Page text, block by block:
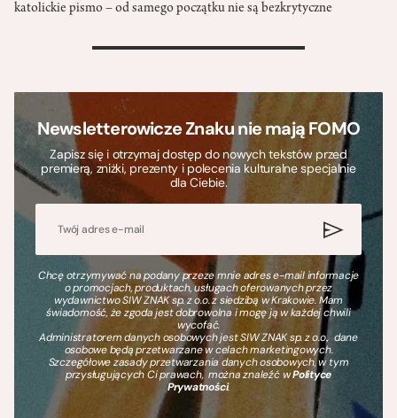
katolickie pismo – od samego początku nie są bezkrytyczne
>
Newsletterowicze Znaku nie mają FOMO
Zapisz się i otrzymaj dostęp do nowych tekstów przed
premierą, zniżki, prezenty i polecenia kulturalne specjalnie
dla Ciebie.
Chcę otrzymywać na podany przeze mnie adres e-mail informacje
o promocjach, produktach, usługach oferowanych przez
wydawnictwo SIW ZNAK sp. z o.o. z siedzibą w Krakowie. Mam
świadomość, że zgoda jest dobrowolna i mogę ją w każdej chwili
wycofać.
Administratorem danych osobowych jest SIW ZNAK sp. z o.o., dane
osobowe będą przetwarzane w celach marketingowych.
Szczegółowe zasady przetwarzania danych osobowych, w tym
przysługujących Ci prawach, można znaleźć wPolityce
Prywatności.